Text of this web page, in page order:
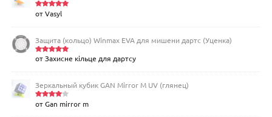
Оценка
от Vasyl
Защита (кольцо) Winmax EVA для мишени дартс (Уценка)
Оценка5
от Захисне кільце для дартсу
Зеркальный кубик GAN Mirror M UV (глянец)
Оценка
от Gan mirror m